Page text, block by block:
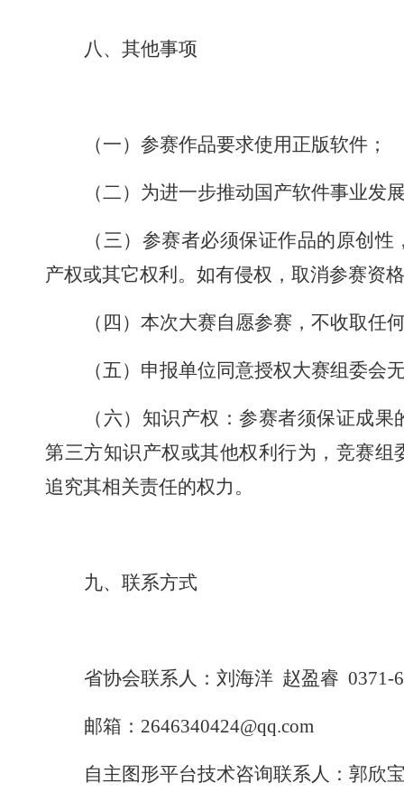
八、其他事项
（一）参赛作品要求使用正版软件；
（二）为进一步推动国产软件事业发
（三）参赛者必须保证作品的原创
产权或其它权利。如有侵权，取消参赛资
（四）本次大赛自愿参赛，不收取任
（五）申报单位同意授权大赛组委会
（六）知识产权：参赛者须保证成
第三方知识产权或其他权利行为，竞赛
追究其相关责任的权力。
九、联系方式
省协会联系人 ： 刘海洋 赵盈睿 0371-
邮箱： 2646340424@qq.com
自主图形平台技术咨询联系人 ： 郭欣